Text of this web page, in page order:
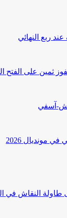
ربع النهائي
ثمين على الفتح
آسفي
مونديال 2026
النقاش في